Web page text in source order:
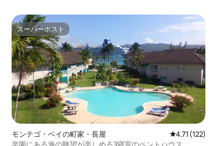
スーパーホスト
スーパーホスト
モンテゴ・ベイの町家・長屋 レビュー122
4.71 (122)
楽園にある海の眺望が楽しめる3寝室のペントハウス